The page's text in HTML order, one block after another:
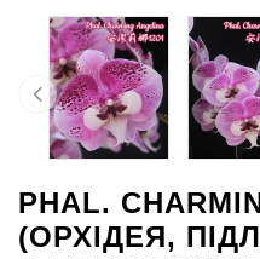
PHAL.
(ОРХІДЕЯ,